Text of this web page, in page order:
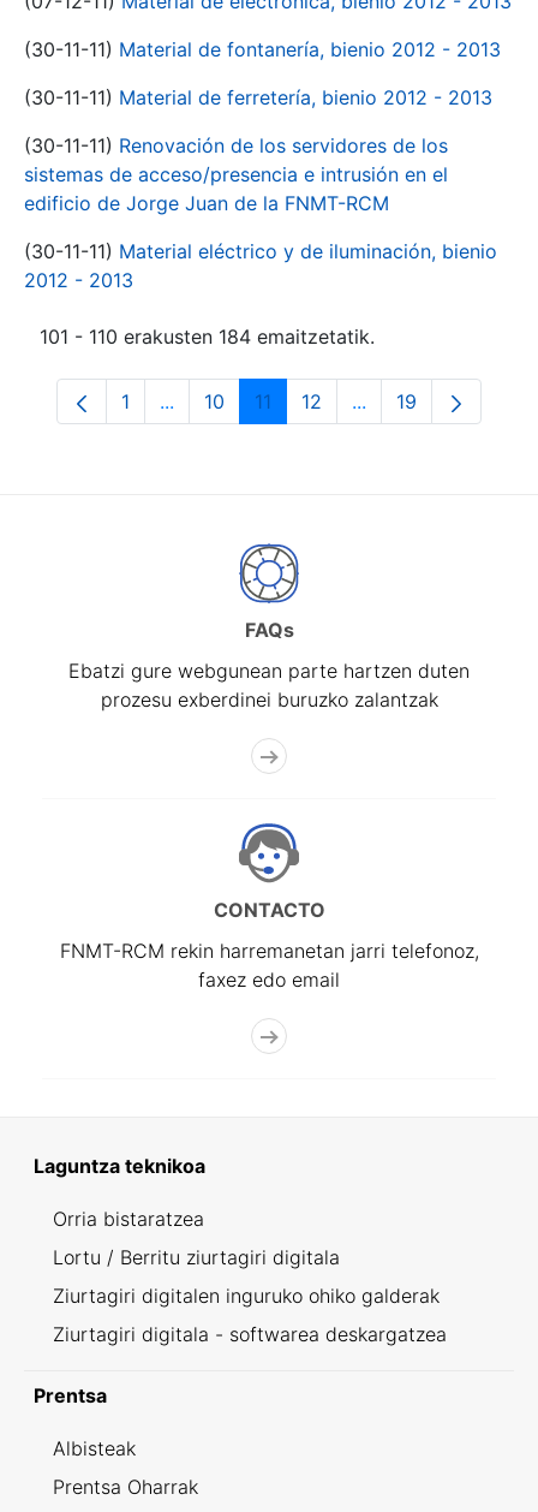
(30-11-11) Material de fontanería, bienio 2012 - 2013
(30-11-11) Material de ferretería, bienio 2012 - 2013
(30-11-11) Renovación de los servidores de los
sistemas de acceso/presencia e intrusión en el
edificio de Jorge Juan de la FNMT-RCM
(30-11-11) Material eléctrico y de iluminación, bienio
2012 - 2013
101 - 110 erakusten 184 emaitzetatik.
Orrialdea
1 ...Intermediate Pages Use TAB to navigate.
Orrialdea
10 Orrialdea
11 Orrialdea
12 ...Intermediate
Orrialdea
19
FAQs
Ebatzi gure webgunean parte hartzen duten
prozesu exberdinei buruzko zalantzak
CONTACTO
FNMT-RCM rekin harremanetan jarri telefonoz,
faxez edo email
Laguntza teknikoa
Orria bistaratzea
Lortu / Berritu ziurtagiri digitala
Ziurtagiri digitalen inguruko ohiko galderak
Ziurtagiri digitala - softwarea deskargatzea
Prentsa
Albisteak
Prentsa Oharrak